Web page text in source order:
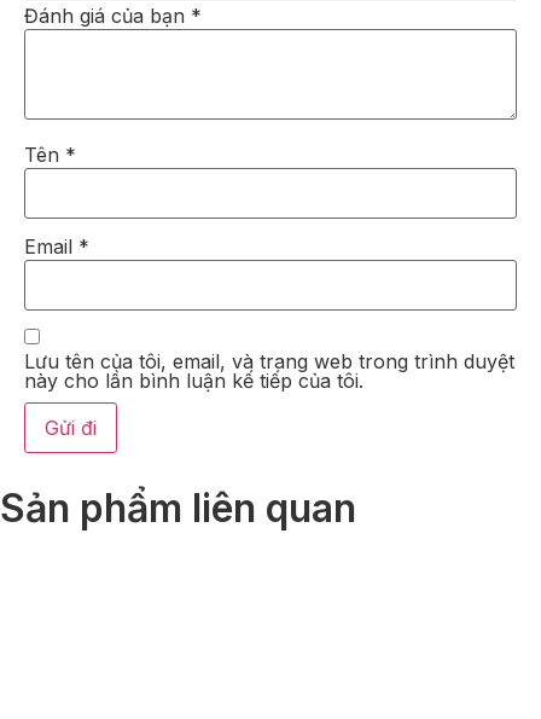
Đánh giá của bạn *
Tên *
Email *
Lưu tên của tôi, email, và trang web trong trình duyệt
này cho lần bình luận kế tiếp của tôi.
Sản phẩm liên quan